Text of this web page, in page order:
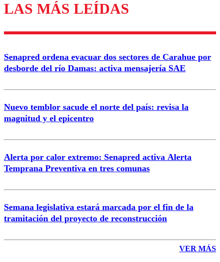
Los comentarios son moderados para garantizar un
diálogo respetuoso.
Nombre
Correo
LAS MÁS LEÍDAS
Senapred ordena evacuar dos sectores de Carahue por
desborde del río Damas: activa mensajería SAE
Nuevo temblor sacude el norte del país: revisa la
magnitud y el epicentro
Alerta por calor extremo: Senapred activa Alerta
Temprana Preventiva en tres comunas
Semana legislativa estará marcada por el fin de la
tramitación del proyecto de reconstrucción
VER MÁS